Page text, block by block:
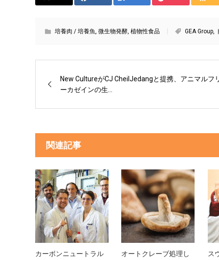
培養肉 / 培養魚, 微生物発酵, 植物性食品 GEA Group,
New CultureがCJ CheilJedangと提携、アニマルフ
ーカゼインの生...
関連記事
カーボンニュートラル オートクレーブ処理し ス